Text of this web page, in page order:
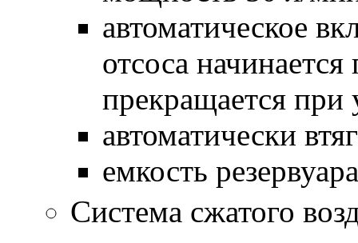
автоматическое
отсоса
прекращается при
автоматически
емкость
Система сжатого